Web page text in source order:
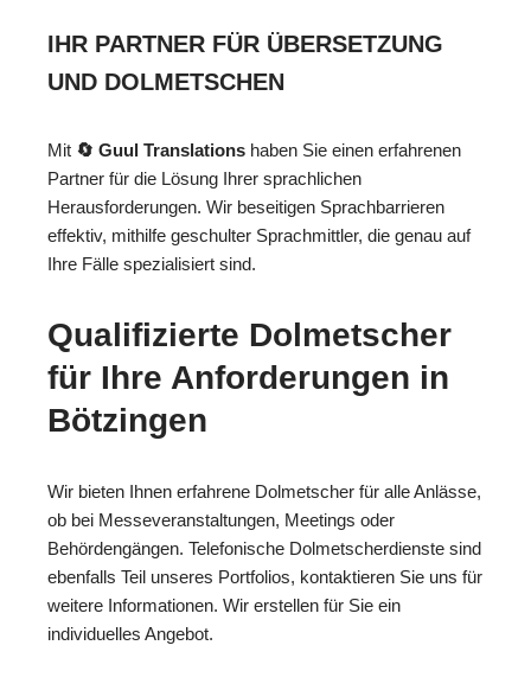
IHR PARTNER FÜR ÜBERSETZUNG
UND DOLMETSCHEN
Mit 🔄 Guul Translations haben Sie einen erfahrenen
Partner für die Lösung Ihrer sprachlichen
Herausforderungen. Wir beseitigen Sprachbarrieren
effektiv, mithilfe geschulter Sprachmittler, die genau auf
Ihre Fälle spezialisiert sind.
Qualifizierte Dolmetscher
für Ihre Anforderungen in
Bötzingen
Wir bieten Ihnen erfahrene Dolmetscher für alle Anlässe,
ob bei Messeveranstaltungen, Meetings oder
Behördengängen. Telefonische Dolmetscherdienste sind
ebenfalls Teil unseres Portfolios, kontaktieren Sie uns für
weitere Informationen. Wir erstellen für Sie ein
individuelles Angebot.